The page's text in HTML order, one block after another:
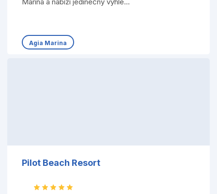
Marina a nabízí jedinečný výhle...
Agia Marina
Pilot Beach Resort